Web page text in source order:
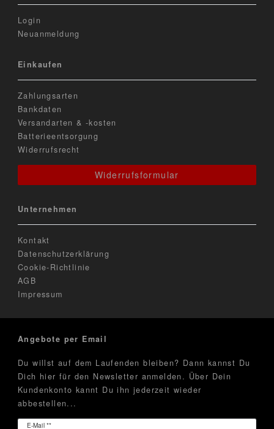
Login
Neuanmeldung
Einkaufen
Zahlungsarten
Bankdaten
Versandarten & -kosten
Batterieentsorgung
Widerrufsrecht
Widerrufsformular
Unternehmen
Kontakt
Datenschutzerklärung
Cookie-Richtlinie
AGB
Impressum
Angebote per Email
Du willst auf dem Laufenden bleiben? Dann kannst Du
Dich hier für den Newsletter anmelden. Über Dein
Kundenkonto kannt Du ihn jederzeit wieder
abbestellen...
E-Mail **
Newsletter